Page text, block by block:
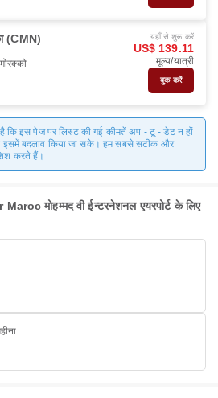
(CMN) यहाँ से शुरू करें
US$ 139.11
मूल्य/यात्री
बुक करें
कि इस पेज पर लिस्ट की गई कीमतें अप - टू - डेट न हों
इसमें बदलाव किया जा सके। हम सबसे सटीक और
करते हैं।
मोहम्मद वी ईन्टरनेशनल एयरपोर्ट के लिए